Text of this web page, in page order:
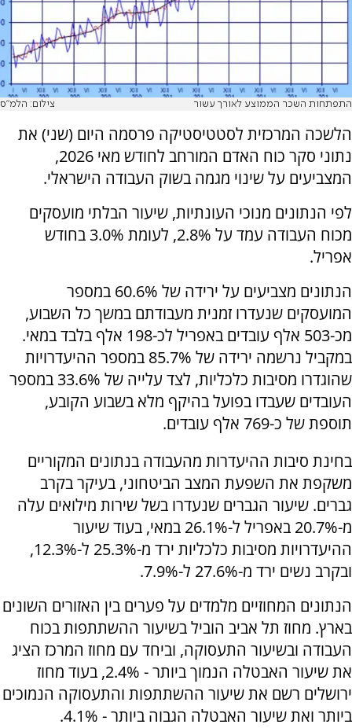
התפתחות השכר הממוצע לאורך עשור צילום: הלמ"ס
הלשכה המרכזית לסטטיסטיקה פרסמה היום (שני) את
נתוני סקר כוח האדם המורחב לחודש מאי 2026,
המצביעים על שינוי מגמה בשוק העבודה הישראלי.
לפי הנתונים מנוכי העונתיות, שיעור הבלתי מועסקים
מכוח העבודה עמד על 2.8%, לעומת 3.0% בחודש
אפריל.
הנתונים מצביעים על ירידה של 60.6% במספר
המועסקים שנעדרו זמנית מעבודתם במשך כל השבוע,
מכ-503 אלף עובדים באפריל לכ-198 אלף בלבד במאי.
במקביל נרשמה ירידה של 85.7% במספר ההיעדרויות
שהוגדרו מסיבות כלכליות, לצד עלייה של 33.6% במספר
העובדים שעבדו בפועל בהיקף מלא בשבוע הקובע,
תוספת של כ-769 אלף עובדים.
בחינת סיבות ההיעדרות מהעבודה בנתונים המקוריים
משקפת את השפעת המצב הביטחוני, בעיקר בקרב
גברים. שיעור הגברים שנעדרו בשל שירות מילואים עלה
מ-20.7% באפריל ל-26.1% במאי, בעוד שיעור
ההיעדרויות מסיבות כלכליות ירד מ-25.3% ל-12.3%,
ובקרב נשים ירד מ-27.6% ל-7.9%.
הנתונים המחוזיים מלמדים על פערים בין האזורים השונים
בארץ. מחוז תל אביב הוביל בשיעור ההשתתפות בכוח
העבודה ובשיעור התעסוקה, וביחד עם מחוז המרכז הציג
את שיעור האבטלה הנמוך ביותר - 2.4%, בעוד מחוז
ירושלים רשם את שיעור ההשתתפות והתעסוקה הנמוכים
ביותר ואת שיעור האבטלה הגבוה ביותר - 4.1%.